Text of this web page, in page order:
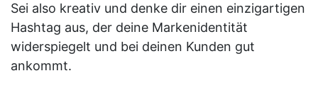
Sei also kreativ und denke dir einen einzigartigen
Hashtag aus, der deine Markenidentität
widerspiegelt und bei deinen Kunden gut
ankommt.